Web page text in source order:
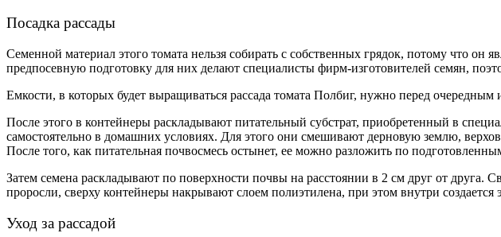
Посадка рассады
Семенной материал этого томата нельзя собирать с собственных грядок, потому что
предпосевную подготовку для них делают специалисты фирм-изготовителей семян,
Емкости, в которых будет выращиваться рассада томата Полбиг, нужно перед
После этого в контейнеры раскладывают питательный субстрат, приобретенный в
самостоятельно в домашних условиях. Для этого они смешивают дерновую землю,
После того, как питательная почвосмесь остынет, ее можно разложить по
Затем семена раскладывают по поверхности почвы на расстоянии в 2 см друг от
проросли, сверху контейнеры накрывают слоем полиэтилена, при этом внутри
Уход за рассадой